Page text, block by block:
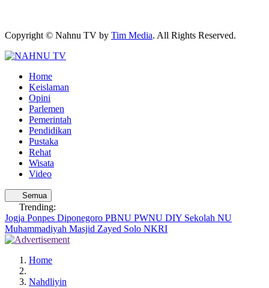
Copyright © Nahnu TV by Tim Media. All Rights Reserved.
Home
Keislaman
Opini
Parlemen
Pemerintah
Pendidikan
Pustaka
Rehat
Wisata
Video
Semua
Trending:
Jogja Ponpes Diponegoro PBNU PWNU DIY Sekolah NU
Muhammadiyah Masjid Zayed Solo NKRI
Home
Nahdliyin